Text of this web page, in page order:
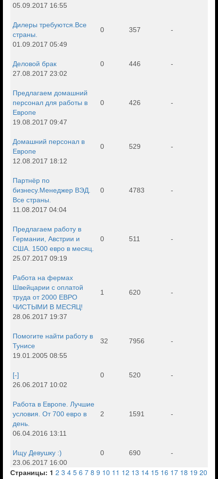
05.09.2017 16:55
Дилеры требуются.Все
страны.
01.09.2017 05:49
0 357 -
Деловой брак
27.08.2017 23:02
0 446 -
Предлагаем домашний
персонал для работы в
Европе
19.08.2017 09:47
0 426 -
Домашний персонал в
Европе
12.08.2017 18:12
0 529 -
Партнёр по
бизнесу.Менеджер ВЭД.
Все страны.
11.08.2017 04:04
0 4783 -
Предлагаем работу в
Германии, Австрии и
США. 1500 евро в месяц.
25.07.2017 09:19
0 511 -
Работа на фермах
Швейцарии с оплатой
труда от 2000 ЕВРО
ЧИСТЫМИ В МЕСЯЦ!
28.06.2017 19:37
1 620 -
Помогите найти работу в
Тунисе
19.01.2005 08:55
32 7956 -
[-]
26.06.2017 10:02
0 520 -
Работа в Европе. Лучшие
условия. От 700 евро в
день.
06.04.2016 13:11
2 1591 -
Ищу Девушку :)
23.06.2017 16:00
0 690 -
Страницы: 1 2 3 4 5 6 7 8 9 10 11 12 13 14 15 16 17 18 19 20